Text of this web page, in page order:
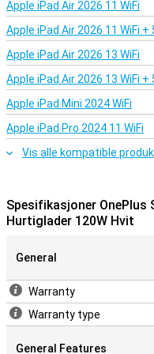
Apple iPad Air 2026 11 WiFi
Apple iPad Air 2026 11 WiFi +
Apple iPad Air 2026 13 WiFi
Apple iPad Air 2026 13 WiFi +
Apple iPad Mini 2024 WiFi
Apple iPad Pro 2024 11 WiFi
Vis alle kompatible
Spesifikasjoner OnePlus
Hurtiglader 120W Hvit
General
Warranty
Warranty type
General Features